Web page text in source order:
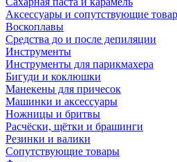
Аксессуары и сопутствующие
Воскоплавы
Средства до и после депиляции
Инструменты
Инструменты для парикмахера
Бигуди и коклюшки
Манекены для причесок
Машинки и аксессуары
Ножницы и бритвы
Расчёски, щётки и брашинги
Резинки и валики
Сопутствующие товары